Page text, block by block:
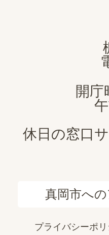
開
休日の窓口
真岡市へ
プライバシーポ